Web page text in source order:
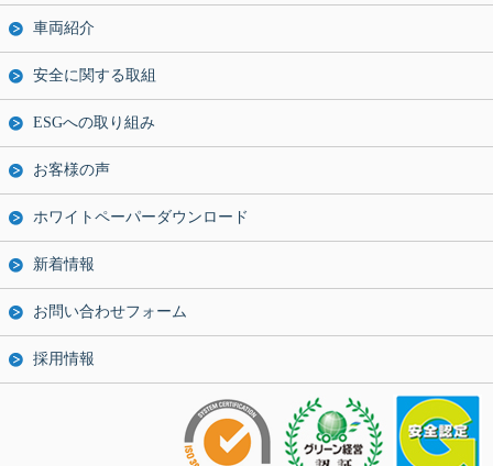
車両紹介
安全に関する取組
ESGへの取り組み
お客様の声
ホワイトペーパーダウンロード
新着情報
お問い合わせフォーム
採用情報